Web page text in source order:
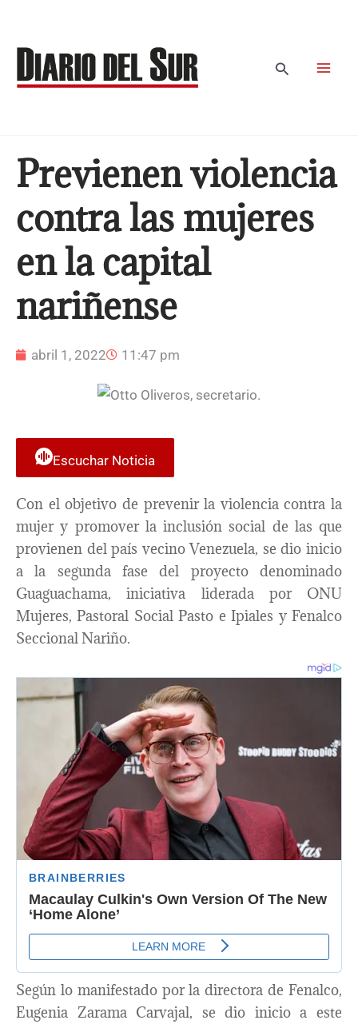
contenido
Buscar
Previenen violencia
contra las mujeres
en la capital
nariñense
abril 1, 2022 11:47 pm
Escuchar Noticia
Con el objetivo de prevenir la violencia contra la
mujer y promover la inclusión social de las que
provienen del país vecino Venezuela, se dio inicio
a la segunda fase del proyecto denominado
Guaguachama, iniciativa liderada por ONU
Mujeres, Pastoral Social Pasto e Ipiales y Fenalco
Seccional Nariño.
Según lo manifestado por la directora de Fenalco,
Eugenia Zarama Carvajal, se dio inicio a este